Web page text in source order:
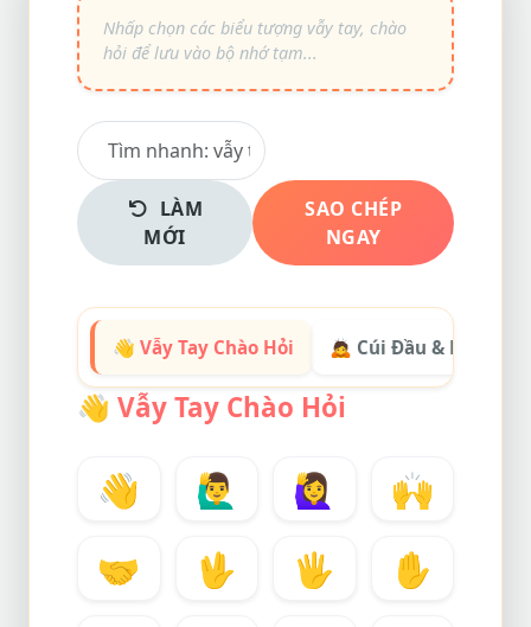
LÀM
MỚI
SAO CHÉP
NGAY
👋 Vẫy Tay Chào Hỏi 🙇 Cúi Đầu & Kính Cẩn
👋 Vẫy Tay Chào Hỏi
👋 🙋‍♂️ 🙋‍♀️
🙌
🤝
🖖 🖐️
✋